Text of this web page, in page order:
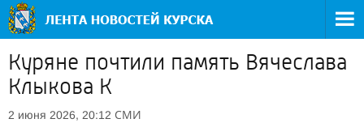
Куряне почтили память Вячеслава
Клыкова К
2 июня 2026, 20:12 СМИ